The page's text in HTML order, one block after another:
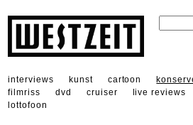
interviews kunst cartoon
filmriss
dvd cruiser live reviews
lottofoon